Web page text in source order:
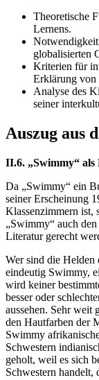
Theoretische
Lernens.
globalisierten
Kriterien für
Erklärung von
Analyse des
seiner
Auszug aus
II.6. „Swimmy“
Da „Swimmy“ ein
seiner Erscheinung
Klassenzimmern ist,
„Swimmy“ auch
Literatur gerecht
Wer sind die Helden
eindeutig Swimmy,
wird keiner
besser oder
aussehen. Sehr weit
den Hautfarben der
Swimmy
Schwestern
geholt, weil es sich
Schwestern handelt,